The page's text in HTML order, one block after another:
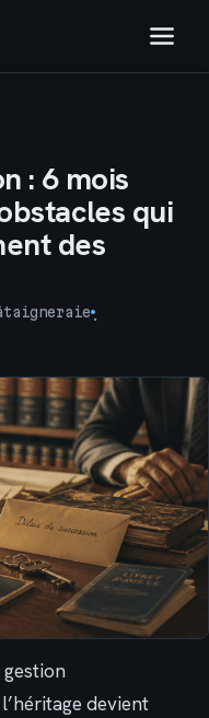
: 6 mois
qui
des
·
gestion
devient